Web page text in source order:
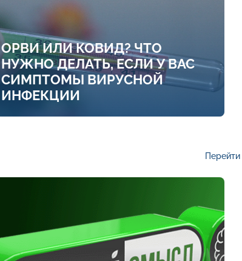
ОРВИ ИЛИ КОВИД? ЧТО
НУЖНО ДЕЛАТЬ, ЕСЛИ У ВАС
СИМПТОМЫ ВИРУСНОЙ
ИНФЕКЦИИ